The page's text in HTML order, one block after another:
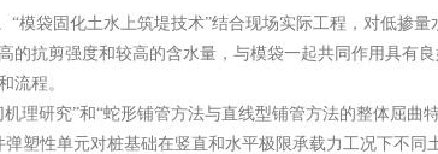
模袋固化土水上筑堤技术”结合现场实际工程，对低掺量
的抗剪强度和较高的含水量，与模袋一起共同作用具有
流程。
理研究”和“蛇形铺管方法与直线型铺管方法的整体屈曲
塑性单元对桩基础在竖直和水平极限承载力工况下不同